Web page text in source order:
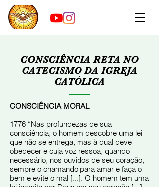
CONSCIÊNCIA RETA NO
CATECISMO DA IGREJA
CATÓLICA
CONSCIÊNCIA MORAL
1776 “Nas profundezas de sua
consciência, o homem descobre uma lei
que não se entrega, mas à qual deve
obedecer e cuja voz ressoa, quando
necessário, nos ouvidos de seu coração,
sempre o chamando para amar e faça o
bem e evite o mal [...]. O homem tem uma